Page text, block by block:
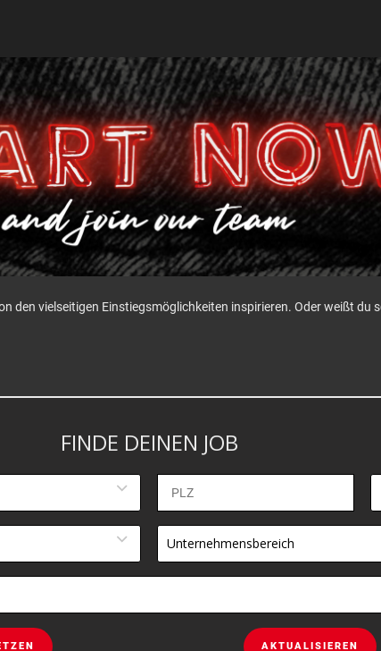
den vielseitigen Einstiegsmöglichkeiten inspirieren. Oder weißt
FINDE DEINEN JOB
Unternehmensbereich
AKTUALISIEREN